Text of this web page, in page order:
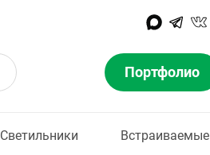
Портфолио
Светильники Встраиваемые